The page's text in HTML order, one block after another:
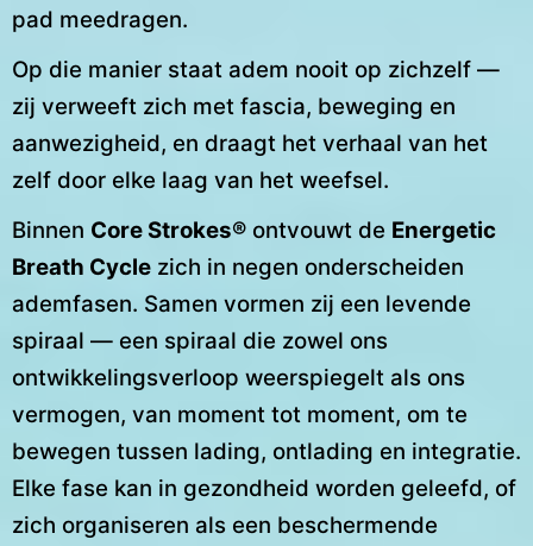
pad meedragen.
Op die manier staat adem nooit op zichzelf —
zij verweeft zich met fascia, beweging en
aanwezigheid, en draagt het verhaal van het
zelf door elke laag van het weefsel.
Binnen Core Strokes® ontvouwt de Energetic
Breath Cycle zich in negen onderscheiden
ademfasen. Samen vormen zij een levende
spiraal — een spiraal die zowel ons
ontwikkelingsverloop weerspiegelt als ons
vermogen, van moment tot moment, om te
bewegen tussen lading, ontlading en integratie.
Elke fase kan in gezondheid worden geleefd, of
zich organiseren als een beschermende